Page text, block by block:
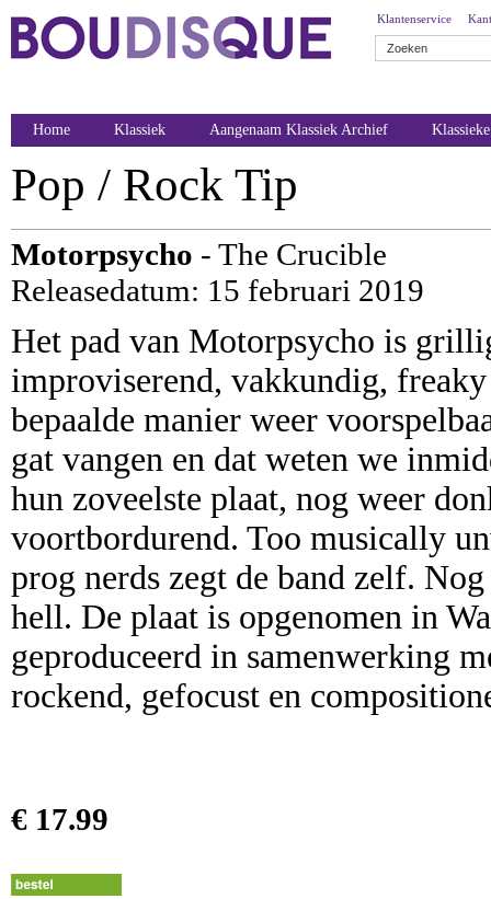
Klantenservice
Home Klassiek Aangenaam Klassiek Archief
Pop / Rock Tip
Motorpsycho - The Crucible
Releasedatum: 15 februari 2019
Het pad van Motorpsycho is
improviserend, vakkundig,
bepaalde manier weer
gat vangen en dat weten we
hun zoveelste plaat, nog weer
voortbordurend. Too musically
prog nerds zegt de band zelf.
hell. De plaat is opgenomen in
geproduceerd in samenwerking
rockend, gefocust en
€ 17.99